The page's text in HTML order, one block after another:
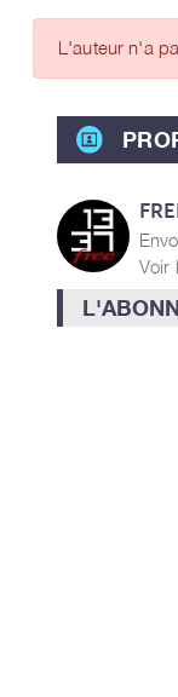
Voir
L'auteur n'a